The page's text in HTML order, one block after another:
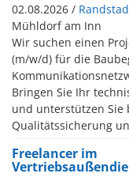
02.08.2026 /
Mühldorf am Inn
Wir suchen einen
(m/w/d) für die
Bringen Sie Ihr
und unterstützen Sie
Qualitätssicherung
Freelancer im